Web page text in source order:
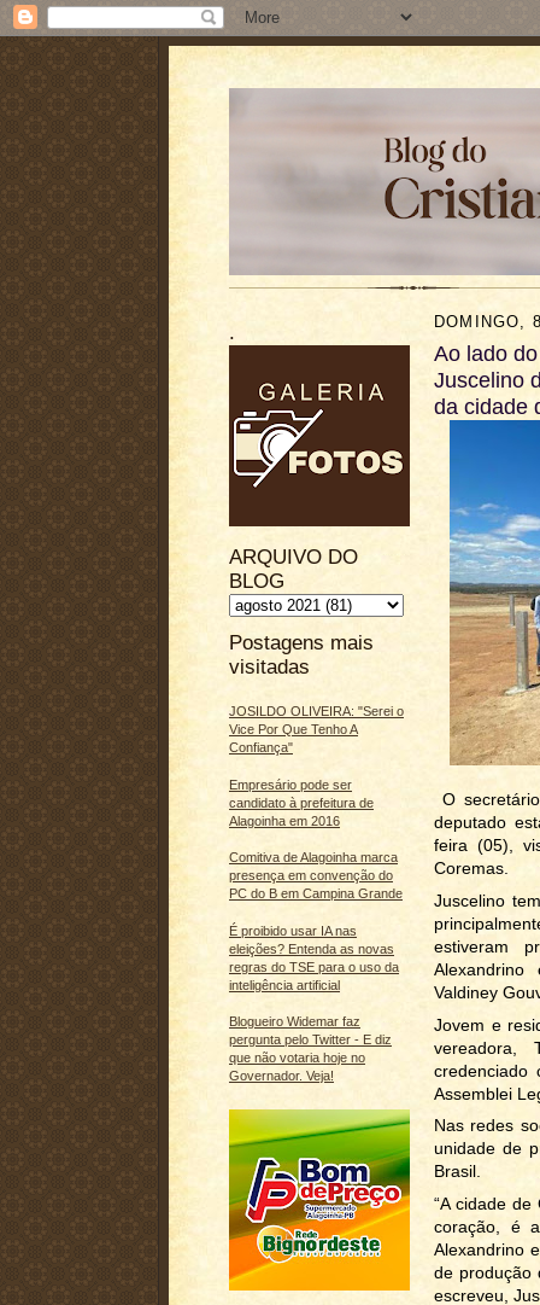
.
ARQUIVO DO
BLOG
Postagens mais
visitadas
JOSILDO OLIVEIRA: "Serei o
Vice Por Que Tenho A
Confiança"
Empresário pode ser
candidato à prefeitura de
Alagoinha em 2016
Comitiva de Alagoinha marca
presença em convenção do
PC do B em Campina Grande
É proibido usar IA nas
eleições? Entenda as novas
regras do TSE para o uso da
inteligência artificial
Blogueiro Widemar faz
pergunta pelo Twitter - E diz
que não votaria hoje no
Governador. Veja!
DOMINGO,
Ao lado
Juscelino
da cidade
O
deputado
feira (05),
Coremas.
Juscelino
estiveram
Valdiney
Jovem e
vereadora,
credenciado
Assemblei
Nas redes
unidade de
Brasil.
“A cidade
coração, é
Alexandrino
de produção
escreveu,